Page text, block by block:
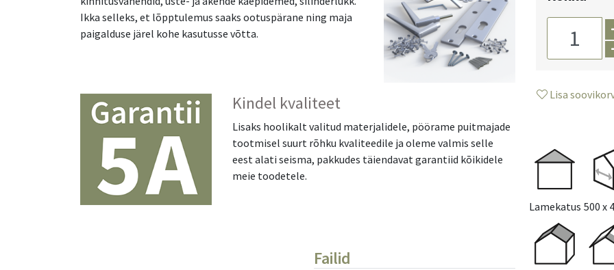
Ikka selleks, et lõpptulemus saaks ootuspärane ning maja
paigalduse järel kohe kasutusse võtta.
Kindel kvaliteet
Lisaks hoolikalt valitud materjalidele, pöörame puitmajade
tootmisel suurt rõhku kvaliteedile ja oleme valmis selle
eest alati seisma, pakkudes täiendavat garantiid kõikidele
meie toodetele.
Failid
Läbipaistev
Hall (9 L)
Must (9 L)
Juurde
600 x 600 cm
Lisa
Lamekatus 500 x